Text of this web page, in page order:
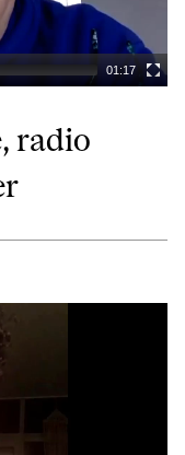
01:17
radio